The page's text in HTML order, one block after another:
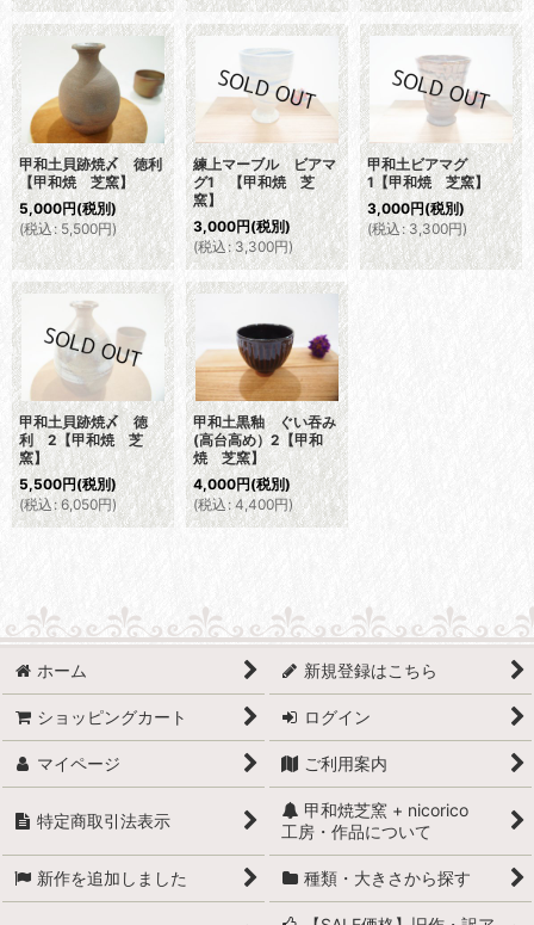
甲和土貝跡焼〆 徳利
【甲和焼 芝窯】
5,000円(税別)
(税込: 5,500円)
練上マーブル ビアマ
グ1 【甲和焼 芝
窯】
3,000円(税別)
(税込: 3,300円)
甲和土ビアマグ
1【甲和焼 芝窯】
3,000円(税別)
(税込: 3,300円)
甲和土貝跡焼〆 徳
利 2【甲和焼 芝
窯】
5,500円(税別)
(税込: 6,050円)
甲和土黒釉 ぐい吞み
(高台高め）2【甲和
焼 芝窯】
4,000円(税別)
(税込: 4,400円)
ホーム 新規登録はこちら
ショッピングカート ログイン
マイページ ご利用案内
特定商取引法表示
甲和焼芝窯 + nicorico
工房・作品について
新作を追加しました 種類・大きさから探す